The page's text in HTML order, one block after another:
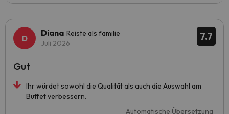
7.7
Diana Reiste als familie
Juli 2026
Ihr würdet sowohl die Qualität als auch die Auswahl am
Buffet verbessern.
Automatische Übersetzung
Gut